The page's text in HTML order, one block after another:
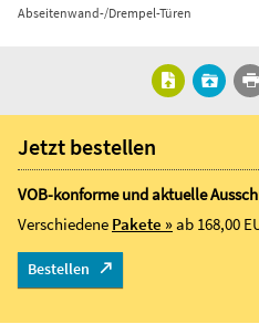
Abseitenwand-/Drempel-Türen
Jetzt bestellen
VOB-konforme und aktuelle
Verschiedene Pakete »ab 168,00
Bestellen